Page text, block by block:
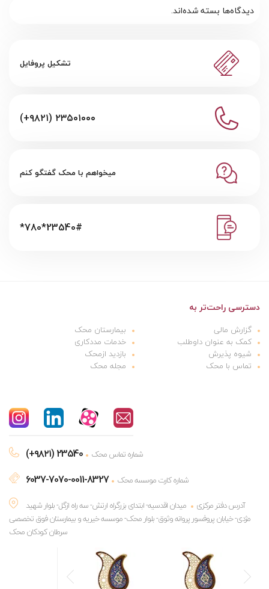
دیدگاه‌ها بسته شده‌اند.
تشکیل پروفایل
(+۹۸۲۱) ۲۳۵۰۱۰۰۰
میخواهم با محک گفتگو کنم
*780*23540#
دسترسی راحت‌تر به
گزارش مالی
بیمارستان محک
کمک به عنوان داوطلب
خدمات مددکاری
شیوه پذیرش
بازدید ازمحک
تماس با محک
مجله محک
(+۹۸۲۱) 23540 شماره تماس محک
6037-7070-0011-8327
شماره کارت موسسه محک
آدرس دفتر مرکزی
میدان اقدسیه- ابتدای بزرگراه ارتش- سه راه ازگل- بلوار شهید
مژدی- خیابان پروفسور پروانه وثوق- بلوار محک- موسسه خیریه و بیمارستان فوق تخصصی
سرطان کودکان محک